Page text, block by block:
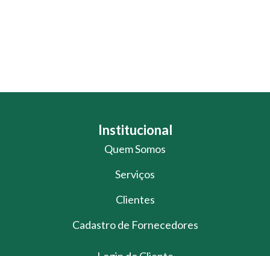
Institucional
Quem Somos
Serviços
Clientes
Cadastro de Fornecedores